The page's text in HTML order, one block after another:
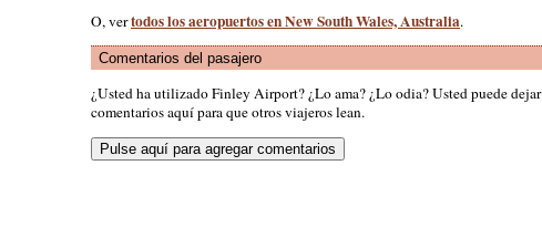
O, vertodos los aeropuertos en New South Wales, Australia.
Comentarios del pasajero
¿Usted ha utilizado Finley Airport? ¿Lo ama? ¿Lo odia? Usted puede dejar
comentarios aquí para que otros viajeros lean.